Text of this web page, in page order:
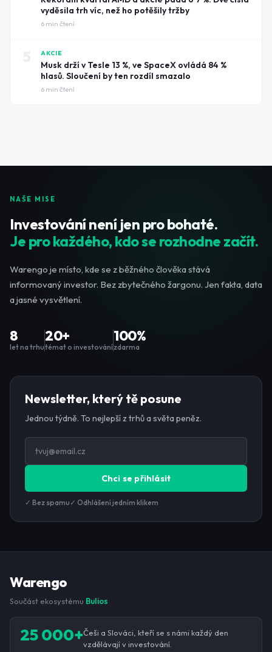
vyděsila trh víc, než ho potěšily tržby
6 min čtení
AKCIE
Musk drží v Tesle 13 %, ve SpaceX ovládá 84 %
hlasů. Sloučení by ten rozdíl smazalo
6 min čtení
NAŠE MISE
Investování není jen pro bohaté.
Je pro každého, kdo se rozhodne začít.
Warengo je místo, kde se z běžného člověka stává
informovaný investor. Bez zbytečného žargonu. Jen fakta, data
a jasné vysvětlení.
8
let na trhu
20+
témat o investování
100%
zdarma
Newsletter, který tě posune
Jednou týdně. To nejlepší z trhů a světa peněz.
Chci se přihlásit
✓ Bez spamu ✓ Odhlášení jedním klikem
Warengo
Součást ekosystému Bulios
25 000+Češi a Slováci, kteří se s námi každý den
vzdělávají v investování.